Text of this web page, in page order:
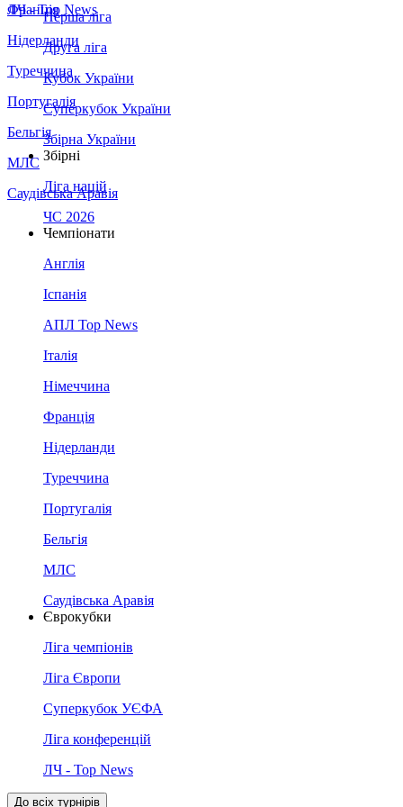
Франція
Нідерланди
Туреччина
Португалія
Бельгія
МЛС
Саудівська Аравія
ЛЧ - Top News
Перша ліга
Друга ліга
Кубок України
Суперкубок України
Збірна України
Збірні
Ліга націй
ЧС 2026
Чемпіонати
Англія
Іспанія
АПЛ Top News
Італія
Німеччина
Франція
Нідерланди
Туреччина
Португалія
Бельгія
МЛС
Саудівська Аравія
Єврокубки
Ліга чемпіонів
Ліга Європи
Суперкубок УЄФА
Ліга конференцій
ЛЧ - Top News
До всіх турнірів